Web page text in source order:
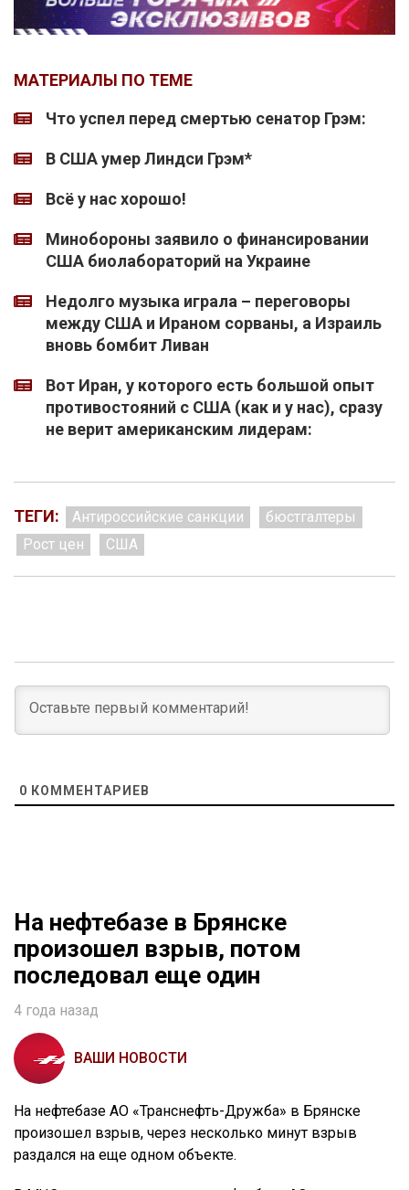
МАТЕРИАЛЫ ПО ТЕМЕ
Что успел перед смертью сенатор Грэм:
В США умер Линдси Грэм*
Всё у нас хорошо!
Минобороны заявило о финансировании
США биолабораторий на Украине
Недолго музыка играла – переговоры
между США и Ираном сорваны, а Израиль
вновь бомбит Ливан
Вот Иран, у которого есть большой опыт
противостояний с США (как и у нас), сразу
не верит американским лидерам:
ТЕГИ: Антироссийские санкции
бюстгалтеры
Рост цен
США
0 КОММЕНТАРИЕВ
На нефтебазе в Брянске
произошел взрыв, потом
последовал еще один
4 года назад
ВАШИ НОВОСТИ
На нефтебазе АО «Транснефть-Дружба» в Брянске
произошел взрыв, через несколько минут взрыв
раздался на еще одном объекте.